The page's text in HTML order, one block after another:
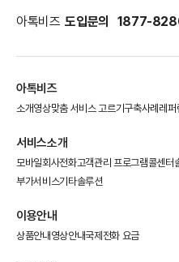
아톡비즈 도입문의 1877-
아톡비즈
소개영상맞춤 서비스 고르기구축사례 레퍼
서비스소개
모바일회사전화고객관리 프로그램콜센터
부가서비스기타솔루션
이용안내
상품안내 영상안내국제전화 요금